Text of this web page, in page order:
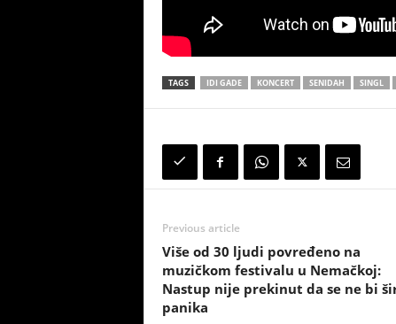
TAGS IDI GADE KONCERT SENIDAH SINGL
Previous article
Više od 30 ljudi povređeno na
muzičkom festivalu u Nemačkoj:
Nastup nije prekinut da se ne bi
panika